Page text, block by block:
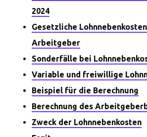
2024
Gesetzliche
Arbeitgeber
Sonderfälle bei
Variable und freiwillige
Beispiel für die Berechnung
Berechnung des
Zweck der Lohnnebenkosten